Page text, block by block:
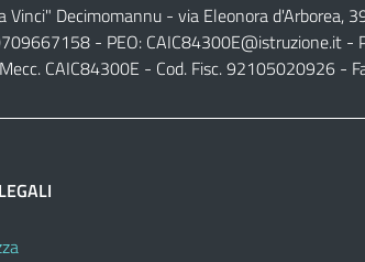
Vinci" Decimomannu - via Eleonora d'Arborea,
- PEO: CAIC84300E@istruzione.it-
CAIC84300E - Cod. Fisc. 92105020926 -